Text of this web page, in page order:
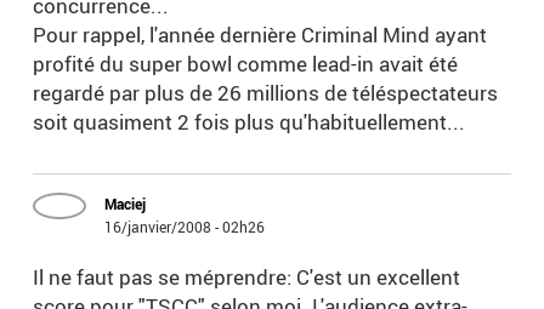
concurrence...
Pour rappel, l'année dernière Criminal Mind ayant
profité du super bowl comme lead-in avait été
regardé par plus de 26 millions de téléspectateurs
soit quasiment 2 fois plus qu'habituellement...
Maciej
16/janvier/2008 - 02h26
Il ne faut pas se méprendre: C'est un excellent